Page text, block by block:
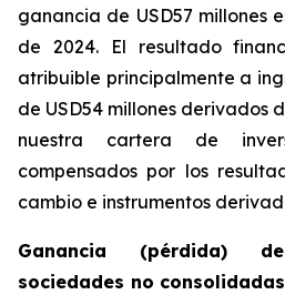
ganancia de USD57 millones
de 2024. El resultado
atribuible principalmente a
de USD54 millones derivados
nuestra cartera de
compensados por los
cambio e instrumentos
Ganancia (pérdida)
sociedades no consolidadas